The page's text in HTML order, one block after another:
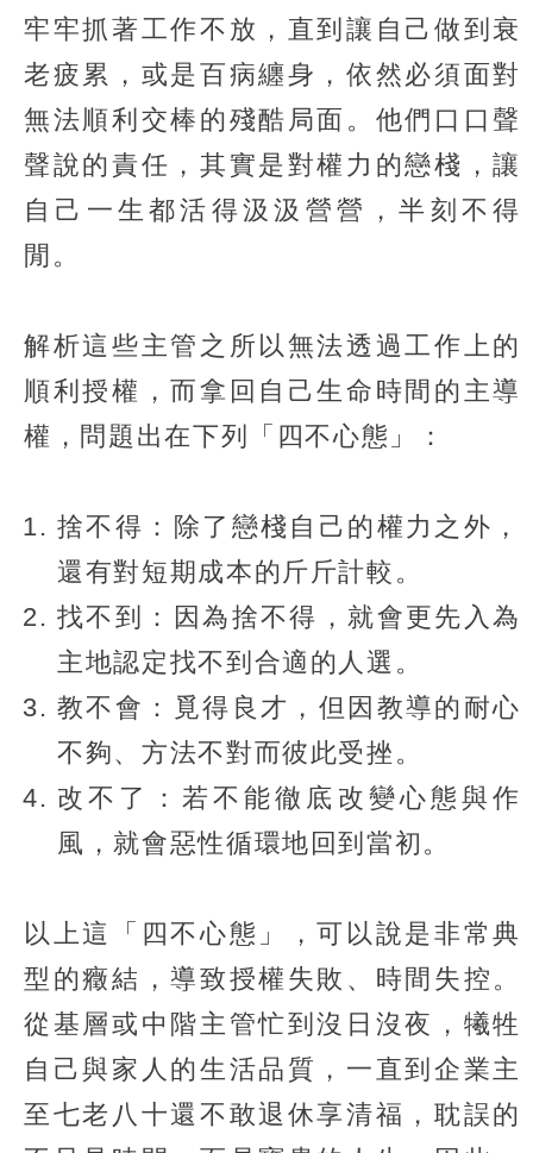
牢牢抓著工作不放，直到讓自己做到衰
老疲累，或是百病纏身，依然必須面對
無法順利交棒的殘酷局面。他們口口聲
聲說的責任，其實是對權力的戀棧，讓
自己一生都活得汲汲營營，半刻不得
閒。
解析這些主管之所以無法透過工作上的
順利授權，而拿回自己生命時間的主導
權，問題出在下列「四不心態」：
捨不得：除了戀棧自己的權力之外，
還有對短期成本的斤斤計較。
找不到：因為捨不得，就會更先入為
主地認定找不到合適的人選。
教不會：覓得良才，但因教導的耐心
不夠、方法不對而彼此受挫。
改不了：若不能徹底改變心態與作
風，就會惡性循環地回到當初。
以上這「四不心態」，可以說是非常典
型的癥結，導致授權失敗、時間失控。
從基層或中階主管忙到沒日沒夜，犧牲
自己與家人的生活品質，一直到企業主
至七老八十還不敢退休享清福，耽誤的